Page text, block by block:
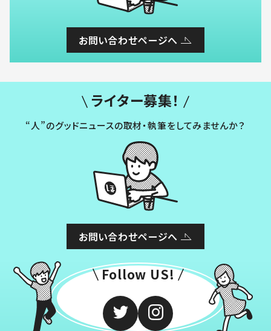
お問い合わせページへ
ライター募集！
“人”のグッドニュースの取材・執筆をしてみませんか？
お問い合わせページへ
Follow US!